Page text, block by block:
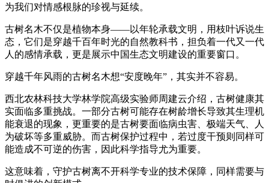
为我们对情感根脉的珍视与延续。
古树名木不仅是植物本身——以年轮承载文明，用枝叶诉说生
态，它们是穿越千百年时光的自然教科书，担负着一代又一代
人的感情承载，更是展示中国生态文明建设的重要窗口。
穿越千年风雨的古树名木想“安度晚年”，其实并不容易。
西北农林科技大学林学院高级实验师周建云介绍，古树健康其
实面临多重挑战。一部分古树可能存在树龄增长导致其生理机
能衰退的现象，更重要的是古树要面临病虫害、极端天气、人
为破坏等多重威胁。而古树保护过程中，若过度干预则同样可
能造成不可逆的伤害，因此科学指导尤为重要。
这意味着，守护古树离不开科学专业的技术保障，同样需要与